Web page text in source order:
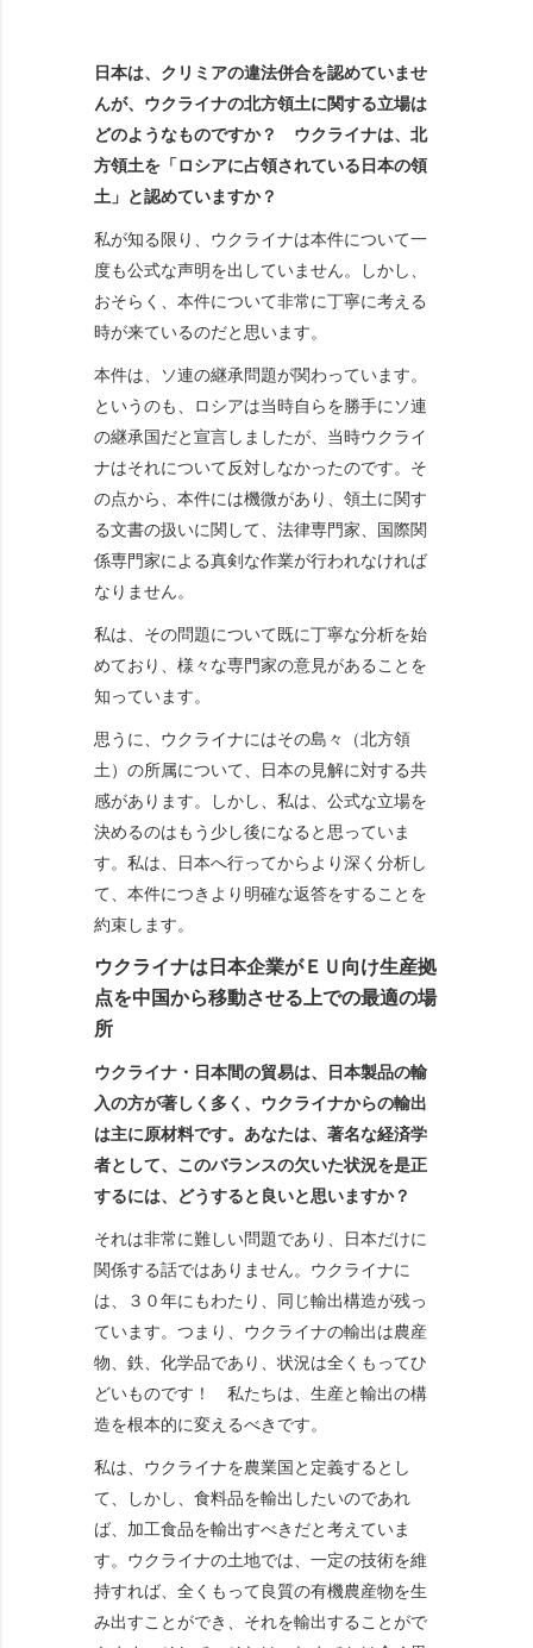
日本は、クリミアの違法併合を認めていませ
んが、ウクライナの北方領土に関する立場は
どのようなものですか？ ウクライナは、北
方領土を「ロシアに占領されている日本の領
土」と認めていますか？
私が知る限り、ウクライナは本件について一
度も公式な声明を出していません。しかし、
おそらく、本件について非常に丁寧に考える
時が来ているのだと思います。
本件は、ソ連の継承問題が関わっています。
というのも、ロシアは当時自らを勝手にソ連
の継承国だと宣言しましたが、当時ウクライ
ナはそれについて反対しなかったのです。そ
の点から、本件には機微があり、領土に関す
る文書の扱いに関して、法律専門家、国際関
係専門家による真剣な作業が行われなければ
なりません。
私は、その問題について既に丁寧な分析を始
めており、様々な専門家の意見があることを
知っています。
思うに、ウクライナにはその島々（北方領
土）の所属について、日本の見解に対する共
感があります。しかし、私は、公式な立場を
決めるのはもう少し後になると思っていま
す。私は、日本へ行ってからより深く分析し
て、本件につきより明確な返答をすることを
約束します。
ウクライナは日本企業がＥＵ向け生産拠
点を中国から移動させる上での最適の場
所
ウクライナ・日本間の貿易は、日本製品の輸
入の方が著しく多く、ウクライナからの輸出
は主に原材料です。あなたは、著名な経済学
者として、このバランスの欠いた状況を是正
するには、どうすると良いと思いますか？
それは非常に難しい問題であり、日本だけに
関係する話ではありません。ウクライナに
は、３０年にもわたり、同じ輸出構造が残っ
ています。つまり、ウクライナの輸出は農産
物、鉄、化学品であり、状況は全くもってひ
どいものです！ 私たちは、生産と輸出の構
造を根本的に変えるべきです。
私は、ウクライナを農業国と定義するとし
て、しかし、食料品を輸出したいのであれ
ば、加工食品を輸出すべきだと考えていま
す。ウクライナの土地では、一定の技術を維
持すれば、全くもって良質の有機農産物を生
み出すことができ、それを輸出することがで